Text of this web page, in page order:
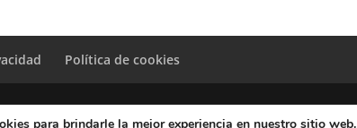
Política de cookies
para brindarle la mejor experiencia en nuestro sitio web.